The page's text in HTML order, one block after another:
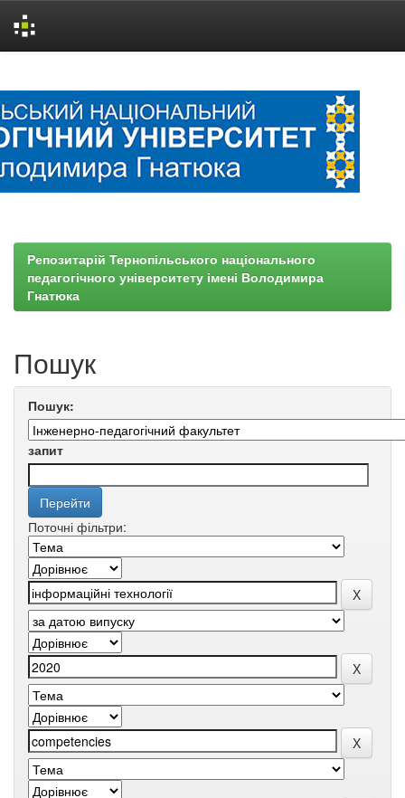
Репозитарій Тернопільського національного
педагогічного університету імені Володимира
Гнатюка
Пошук
Пошук:
запит
Поточні фільтри: